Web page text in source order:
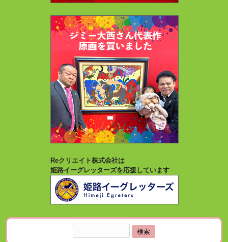
Reクリエイト株式会社は
姫路イーグレッターズを応援しています
索: